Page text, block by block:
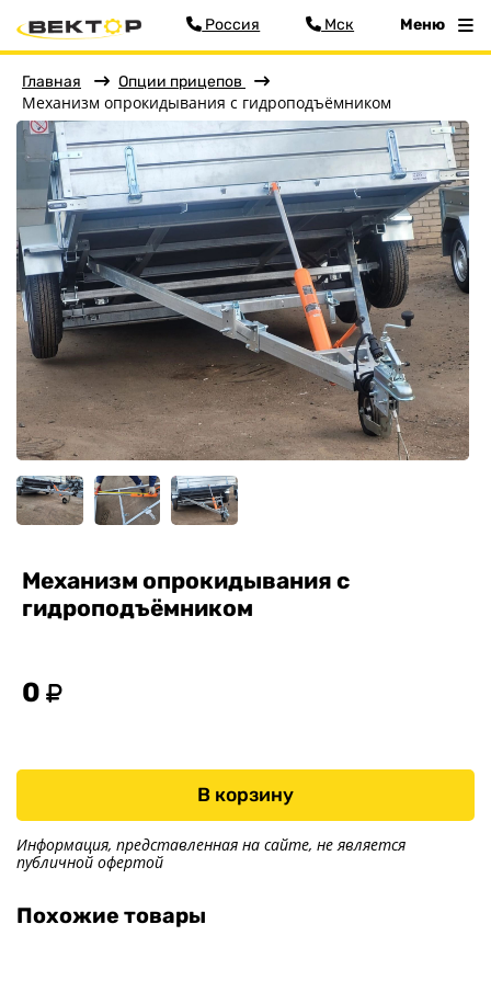
Меню
Главная
Прицепы
О заводе
Оплата и доставка
Контакты
Фильтр
Россия Мск Меню
Главная Опции прицепов
Механизм опрокидывания с гидроподъёмником
Механизм опрокидывания с
гидроподъёмником
0
В корзину
Информация, представленная на сайте, не является
публичной офертой
Похожие товары